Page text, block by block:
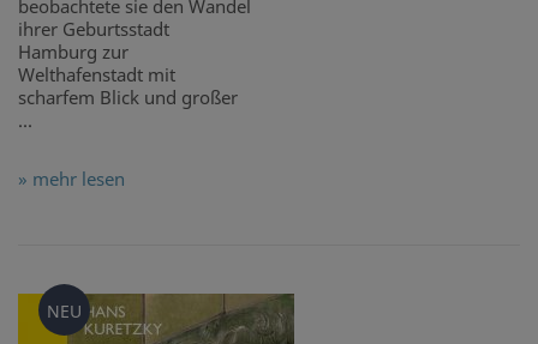
beobachtete sie den Wandel
ihrer Geburtsstadt
Hamburg zur
Welthafenstadt mit
scharfem Blick und großer
...
» mehr lesen
NEU